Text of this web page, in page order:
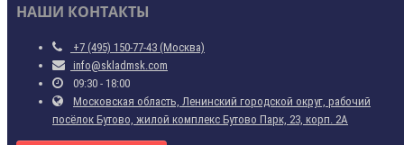
НАШИ КОНТАКТЫ
+7 (495) 150-77-43 (Москва)
info@skladmsk.com
09:30 - 18:00
Московская область, Ленинский городской округ, рабочий
посёлок Бутово, жилой комплекс Бутово Парк, 23, корп. 2А